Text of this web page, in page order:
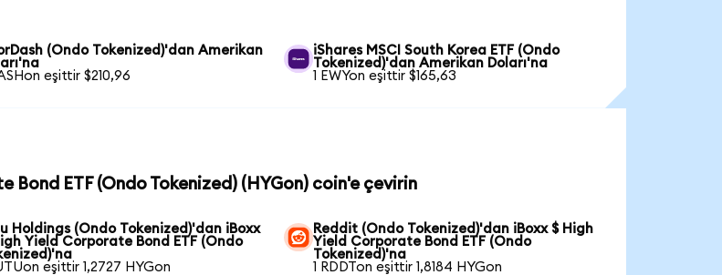
(Ondo Tokenized)'dan Amerikan
eşittir $210,96
iShares MSCI South Korea ETF (Ondo
Tokenized)'dan Amerikan Doları'na
1 EWYon eşittir $165,63
ETF (Ondo Tokenized) (HYGon) coin'e çevirin
Holdings (Ondo Tokenized)'dan iBoxx
Yield Corporate Bond ETF (Ondo
eşittir 1,2727 HYGon
Reddit (Ondo Tokenized)'dan iBoxx $ High
Yield Corporate Bond ETF (Ondo
Tokenized)'na
1 RDDTon eşittir 1,8184 HYGon